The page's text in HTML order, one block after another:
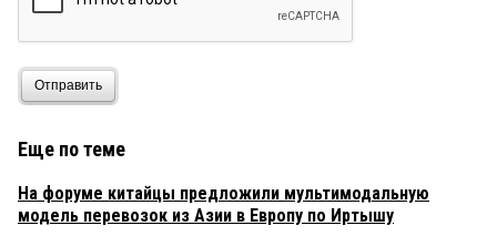
Отправить
Еще по теме
На форуме китайцы предложили мультимодальную
модель перевозок из Азии в Европу по Иртышу